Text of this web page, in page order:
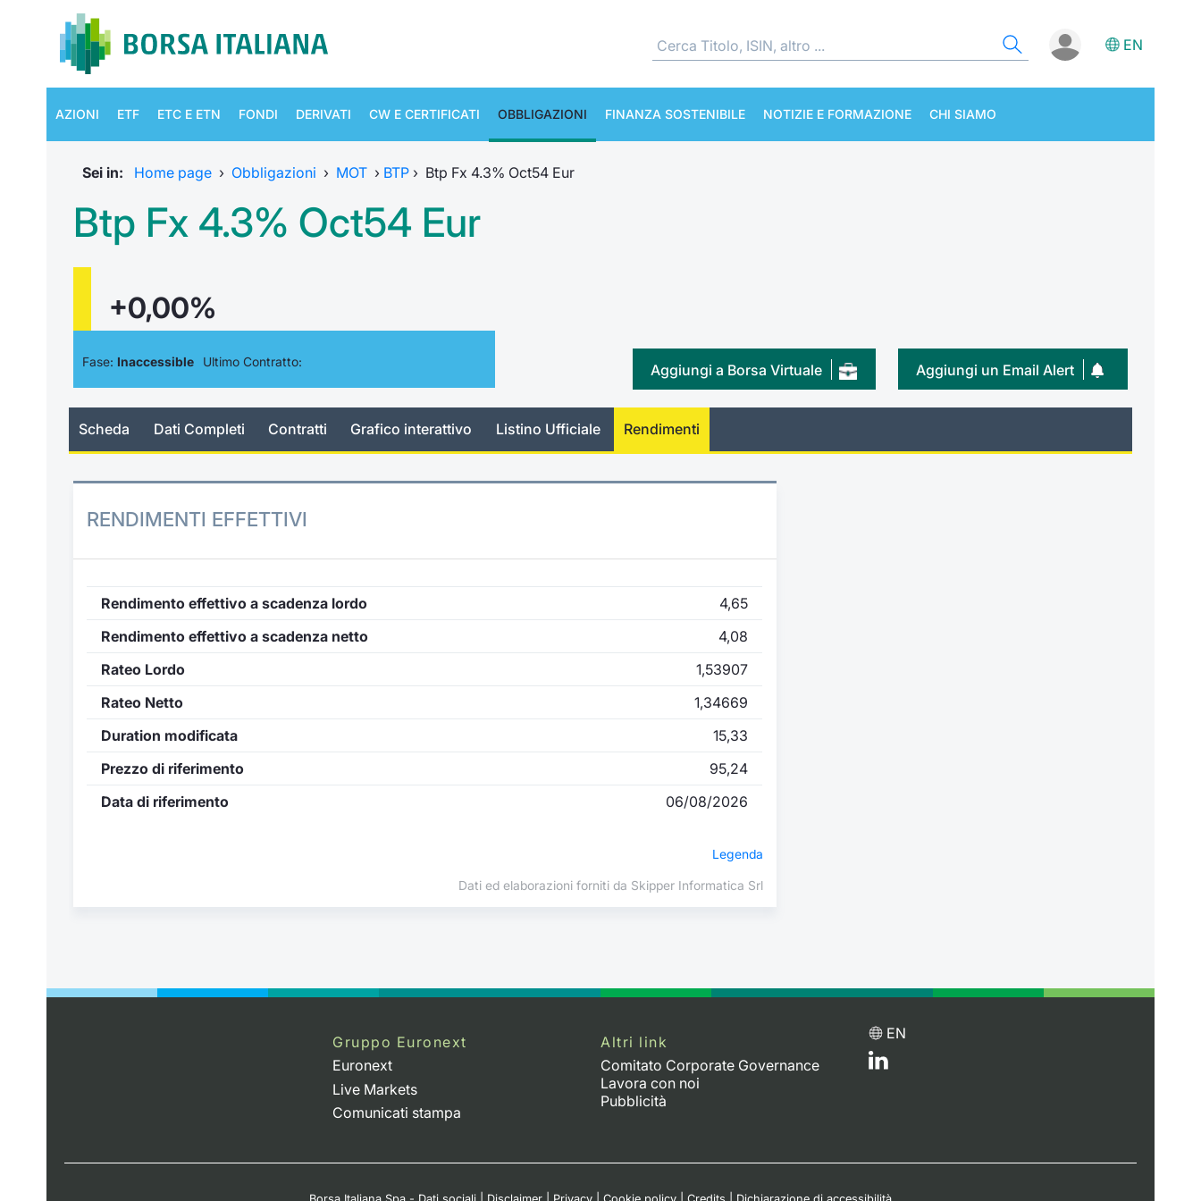
EN
AZIONI ETF ETC E ETN FONDI DERIVATI CW E CERTIFICATI OBBLIGAZIONI FINANZA SOSTENIBILE NOTIZIE E FORMAZIONE CHI SIAMO
Sei in: Home page › Obbligazioni › MOT › BTP › Btp Fx 4.3% Oct54 Eur
Btp Fx 4.3% Oct54 Eur
+0,00%
Fase: Inaccessible Ultimo Contratto: Aggiungi un Email Alert
Aggiungi a Borsa Virtuale
Scheda Dati Completi Contratti Grafico interattivo Listino Ufficiale Rendimenti
RENDIMENTI EFFETTIVI
Rendimento effettivo a scadenza lordo
4,65
Rendimento effettivo a scadenza netto
4,08
Rateo Lordo
1,53907
Rateo Netto
1,34669
Duration modificata
15,33
Prezzo di riferimento
95,24
Data di riferimento
06/08/2026
Legenda
Dati ed elaborazioni forniti da Skipper Informatica Srl
Gruppo Euronext
Euronext
Live Markets
Comunicati stampa
Altri link
Comitato Corporate Governance
Lavora con noi
Pubblicità
EN